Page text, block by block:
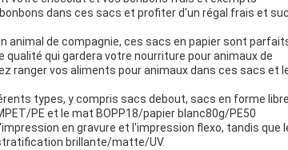
dans ces sacs et profiter d'un régal frais et
animal de compagnie, ces sacs en papier sont
qui gardera votre nourriture pour animaux de
ranger vos aliments pour animaux dans ces sacs et
types, y compris sacs debout, sacs en forme
PE et le mat BOPP18/papier blanc80g/PE50
en gravure et l'impression flexo, tandis que
brillante/matte/UV.